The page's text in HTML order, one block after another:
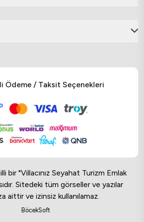
Ödeme / Taksit Seçenekleri
bir "Villacınız Seyahat Turizm Emlak
Sitedeki tüm görseller ve yazılar
aittir ve izinsiz kullanılamaz.
BöcekSoft